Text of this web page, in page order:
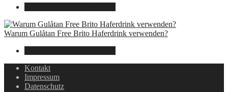
Warum Gulåtan Free Brito Haferdrink verwenden?
Kontakt
Impressum
Datenschutz